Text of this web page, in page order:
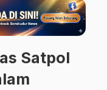
Satpol